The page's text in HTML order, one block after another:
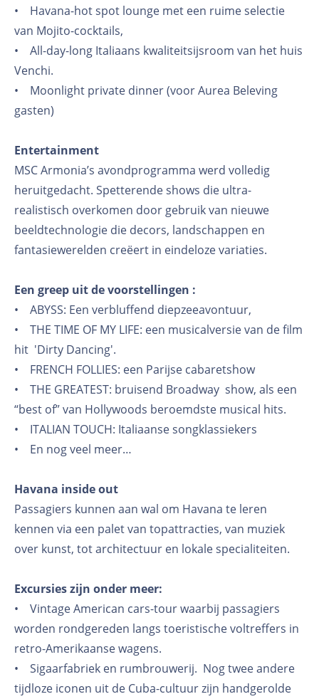
• Havana-hot spot lounge met een ruime selectie
van Mojito-cocktails,
• All-day-long Italiaans kwaliteitsijsroom van het huis
Venchi.
• Moonlight private dinner (voor Aurea Beleving
gasten)
Entertainment
MSC Armonia’s avondprogramma werd volledig
heruitgedacht. Spetterende shows die ultra-
realistisch overkomen door gebruik van nieuwe
beeldtechnologie die decors, landschappen en
fantasiewerelden creëert in eindeloze variaties.
Een greep uit de voorstellingen :
• ABYSS: Een verbluffend diepzeeavontuur,
• THE TIME OF MY LIFE: een musicalversie van de film
hit 'Dirty Dancing'.
• FRENCH FOLLIES: een Parijse cabaretshow
• THE GREATEST: bruisend Broadway show, als een
“best of” van Hollywoods beroemdste musical hits.
• ITALIAN TOUCH: Italiaanse songklassiekers
• En nog veel meer…
Havana inside out
Passagiers kunnen aan wal om Havana te leren
kennen via een palet van topattracties, van muziek
over kunst, tot architectuur en lokale specialiteiten.
Excursies zijn onder meer:
• Vintage American cars-tour waarbij passagiers
worden rondgereden langs toeristische voltreffers in
retro-Amerikaanse wagens.
• Sigaarfabriek en rumbrouwerij. Nog twee andere
tijdloze iconen uit de Cuba-cultuur zijn handgerolde